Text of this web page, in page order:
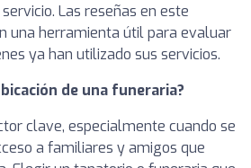
Las reseñas en este
una herramienta útil para evaluar
ya han utilizado sus servicios.
de una funeraria?
clave, especialmente cuando se
a familiares y amigos que